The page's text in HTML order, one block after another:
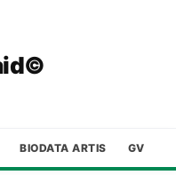
BIODATA ARTIS GV